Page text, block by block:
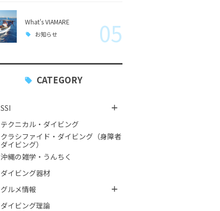
What's VIAMARE
お知らせ 05
CATEGORY
SSI
テクニカル・ダイビング
クラシファイド・ダイビング（身障者
ダイビング）
沖縄の雑学・うんちく
ダイビング器材
グルメ情報
ダイビング理論